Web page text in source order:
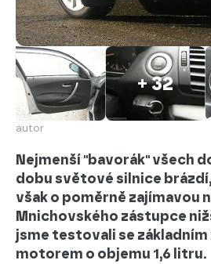
+ 32
autor
Nejmenší "bavorák" všech
dobu světové silnice
však o poměrně zajímavou
Mnichovského zástupce
jsme testovali se
motorem o objemu 1,6 litru.